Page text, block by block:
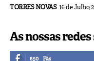
TORRES NOVAS 16 de Julho,
As nossas
850 Fãs